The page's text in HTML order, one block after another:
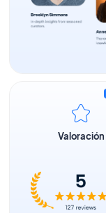
Valoración